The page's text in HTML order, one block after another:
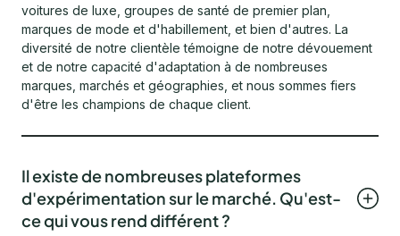
voitures de luxe, groupes de santé de premier plan,
marques de mode et d'habillement, et bien d'autres. La
diversité de notre clientèle témoigne de notre dévouement
et de notre capacité d'adaptation à de nombreuses
marques, marchés et géographies, et nous sommes fiers
d'être les champions de chaque client.
Il existe de nombreuses plateformes
d'expérimentation sur le marché. Qu'est-
ce qui vous rend différent ?